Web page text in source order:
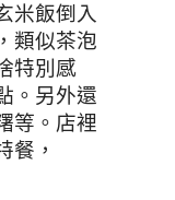
米飯倒入
類似茶泡
特別感
。另外還
等。店裡
餐 ，